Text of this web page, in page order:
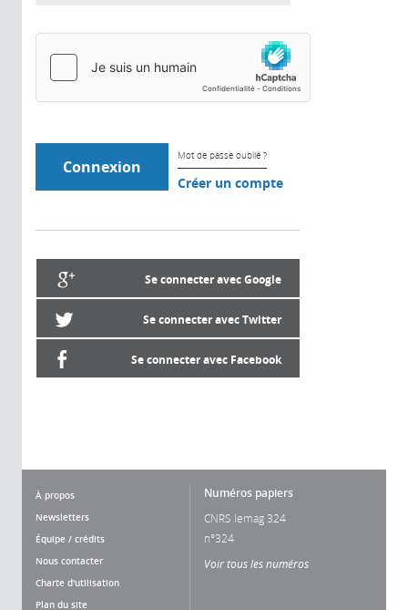
Mot de passe oublié ?
Créer un compte
Se connecter avec Google
Se connecter avec Twitter
Se connecter avec Facebook
À propos
Newsletters
Équipe / crédits
Nous contacter
Charte d'utilisation
Plan du site
Numéros papiers
CNRS lemag 324
n°324
Voir tous les numéros